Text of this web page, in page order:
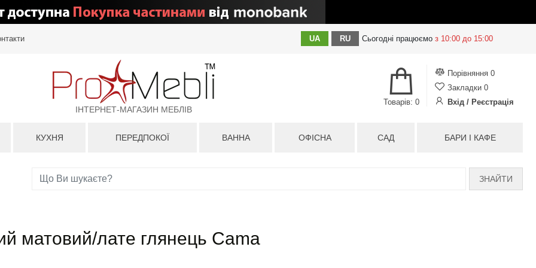
UA RU Сьогодні працюємо з 10:00 до 15:00
ІНТЕРНЕТ-МАГАЗИН МЕБЛІВ
Порівняння 0
Закладки 0
Вхід / Реєстрація
Товарів: 0
КУХНЯ ПЕРЕДПОКОЇ ВАННА ОФІСНА САД БАРИ І КАФЕ
ЗНАЙТИ
матовий/лате глянець Cama